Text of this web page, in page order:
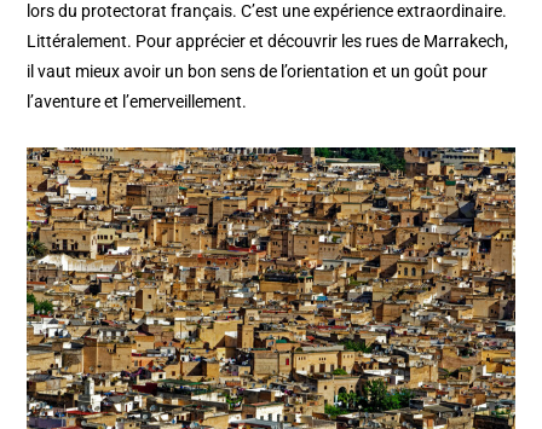
lors du protectorat français. C’est une expérience extraordinaire.
Littéralement. Pour apprécier et découvrir les rues de Marrakech,
il vaut mieux avoir un bon sens de l’orientation et un goût pour
l’aventure et l’emerveillement.